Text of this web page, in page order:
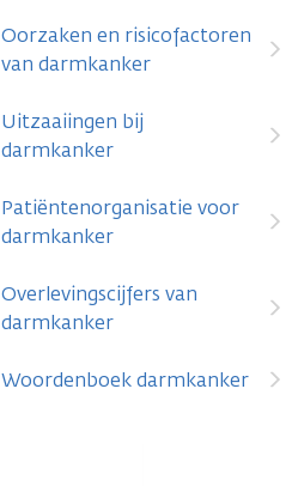
Oorzaken en risicofactoren
van darmkanker
Uitzaaiingen bij
darmkanker
Patiëntenorganisatie voor
darmkanker
Overlevingscijfers van
darmkanker
Woordenboek darmkanker